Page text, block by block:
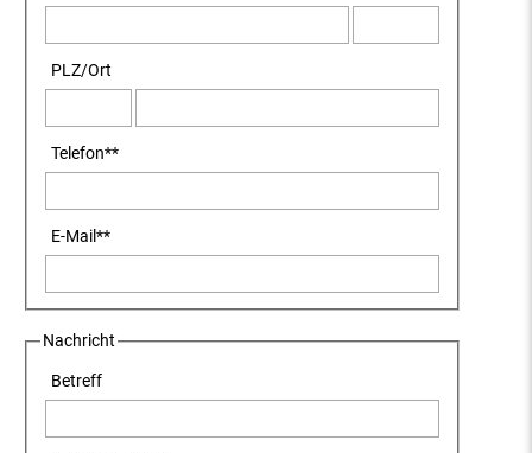
PLZ/Ort
Telefon**
E-Mail**
Nachricht
Betreff